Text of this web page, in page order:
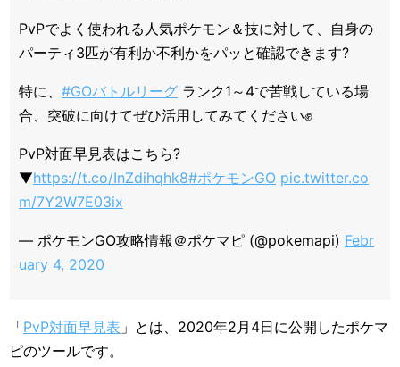
PvPでよく使われる人気ポケモン＆技に対して、自身の
パーティ3匹が有利か不利かをパッと確認できます?
特に、 #GOバトルリーグ ランク1～4で苦戦している場
合、突破に向けてぜひ活用してみてください✊
PvP対面早見表はこちら?
▼https://t.co/InZdihqhk8#ポケモンGO pic.twitter.co
m/7Y2W7E03ix
— ポケモンGO攻略情報＠ポケマピ (@pokemapi) Febr
uary 4, 2020
「PvP対面早見表 」とは、2020年2月4日に公開したポケマ
ピのツールです。